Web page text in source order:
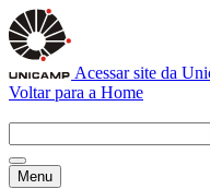
Acessar site da
Voltar para a Home
Menu